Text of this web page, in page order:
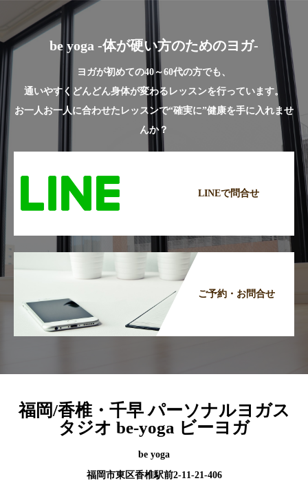
be yoga -体が硬い方のためのヨガ-
ヨガが初めての40～60代の方でも、
通いやすくどんどん身体が変わるレッスンを行っています。
お一人お一人に合わせたレッスンで“確実に”健康を手に入れませ
んか？
LINEで問合せ
ご予約・お問合せ
福岡/香椎・千早 パーソナルヨガス
タジオ be-yoga ビーヨガ
be yoga
福岡市東区香椎駅前2-11-21-406